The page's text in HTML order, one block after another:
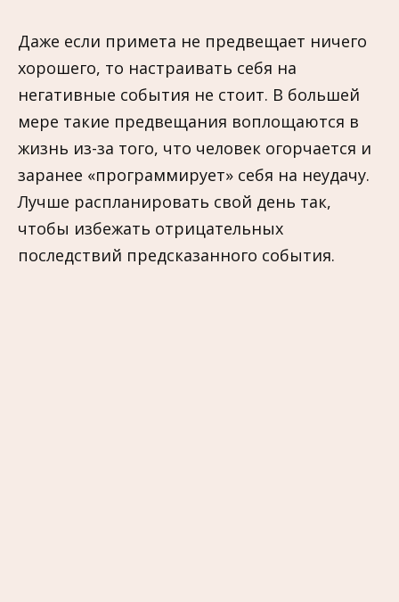
Даже если примета не предвещает ничего
хорошего, то настраивать себя на
негативные события не стоит. В большей
мере такие предвещания воплощаются в
жизнь из-за того, что человек огорчается и
заранее «программирует» себя на неудачу.
Лучше распланировать свой день так,
чтобы избежать отрицательных
последствий предсказанного события.